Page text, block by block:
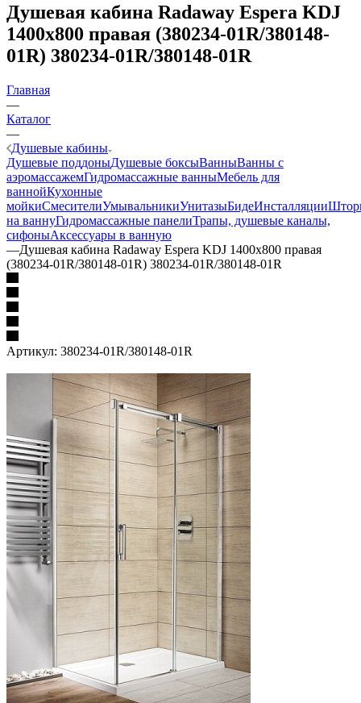
Душевая кабина Radaway Espera KDJ
1400x800 правая (380234-01R/380148-
01R) 380234-01R/380148-01R
Главная
—
Каталог
—
Душевые кабины
Душевые поддоныДушевые боксыВанныВанны с
аэромассажемГидромассажные ванныМебель для
ваннойКухонные
мойкиСмесителиУмывальникиУнитазыБидеИнсталляции
на ваннуГидромассажные панелиТрапы, душевые каналы,
сифоныАксессуары в ванную
—Душевая кабина Radaway Espera KDJ 1400x800 правая
(380234-01R/380148-01R) 380234-01R/380148-01R
Артикул: 380234-01R/380148-01R